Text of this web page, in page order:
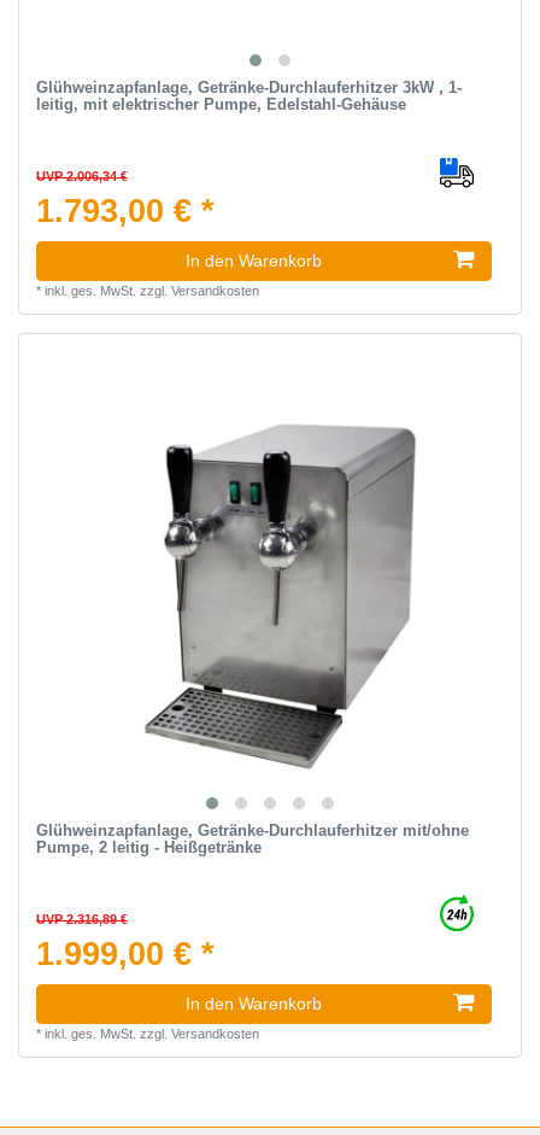
Glühweinzapfanlage, Getränke-Durchlauferhitzer 3kW , 1-
leitig, mit elektrischer Pumpe, Edelstahl-Gehäuse
UVP 2.006,34 €
1.793,00 € *
In den Warenkorb
* inkl. ges. MwSt. zzgl. Versandkosten
Glühweinzapfanlage, Getränke-Durchlauferhitzer mit/ohne
Pumpe, 2 leitig - Heißgetränke
UVP 2.316,89 €
1.999,00 € *
In den Warenkorb
* inkl. ges. MwSt. zzgl. Versandkosten